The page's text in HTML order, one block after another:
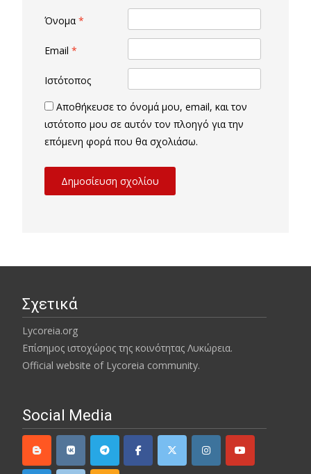
Όνομα *
Email *
Ιστότοπος
Αποθήκευσε το όνομά μου, email, και τον
ιστότοπο μου σε αυτόν τον πλοηγό για την
επόμενη φορά που θα σχολιάσω.
Σχετικά
Lycoreia.org
Επίσημος ιστοχώρος της κοινότητας Λυκώρεια.
Official website of Lycoreia community.
Social Media